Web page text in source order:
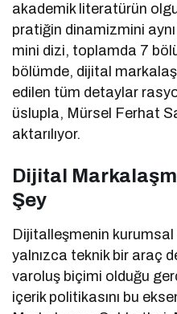
akademik literatürün
pratiğin dinamizmini
mini dizi, toplamda 7
bölümde, dijital
edilen tüm detaylar
üslupla, Mürsel Ferhat
aktarılıyor.
Dijital
Şey
Dijitalleşmenin
yalnızca teknik bir araç
varoluş biçimi olduğu
içerik politikasını bu